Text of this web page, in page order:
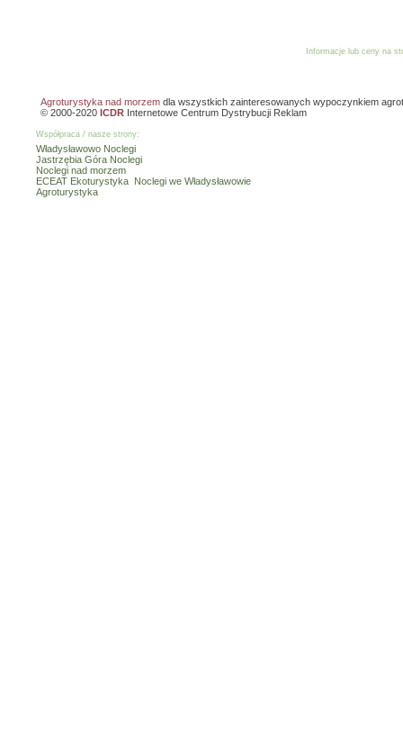
Informacje lub ceny na
Agroturystyka nad morzem dla wszystkich zainteresowanych wypoczynkiem
© 2000-2020 ICDR Internetowe Centrum Dystrybucji Reklam
Współpraca / nasze strony:
Władysławowo Noclegi
Jastrzębia Góra Noclegi
Noclegi nad morzem
ECEAT Ekoturystyka Noclegi we Władysławowie
Agroturystyka